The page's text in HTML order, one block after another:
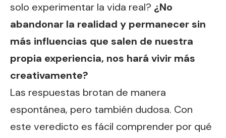
solo experimentar la vida real? ¿No
abandonar la realidad y permanecer sin
más influencias que salen de nuestra
propia experiencia, nos hará vivir más
creativamente?
Las respuestas brotan de manera
espontánea, pero también dudosa. Con
este veredicto es fácil comprender por qué